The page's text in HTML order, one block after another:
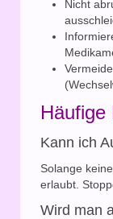
Nicht
Häufige
Kann ich
Solange
erlaubt.
Wird man